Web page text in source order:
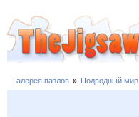
Галерея пазлов » Подводный мир